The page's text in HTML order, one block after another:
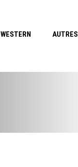
WESTERN AUTRES